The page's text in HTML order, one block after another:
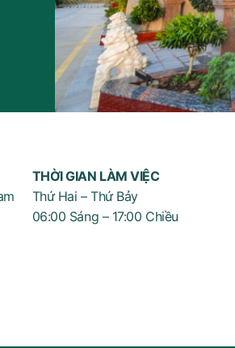
THỜI GIAN LÀM VIỆC
Thứ Hai – Thứ Bảy
06:00 Sáng – 17:00 Chiều